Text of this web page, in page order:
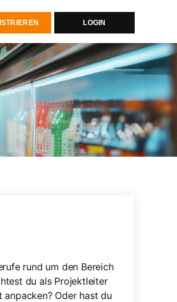
LOGIN
rund um den Bereich
du als Projektleiter
Oder hast du